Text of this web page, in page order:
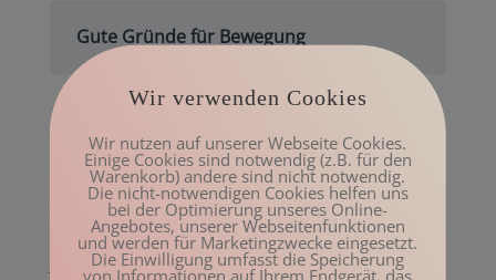
Gute Gründe für Bewegung
Archiv
Mai 2023
März 2023
Februar 2023
Januar 2023
Wir verwenden Cookies
Wir nutzen auf unserer Webseite Cookies.
Einige Cookies sind notwendig (z.B. für den
Warenkorb) andere sind nicht notwendig.
Die nicht-notwendigen Cookies helfen uns
bei der Optimierung unseres Online-
Angebotes, unserer Webseitenfunktionen
und werden für Marketingzwecke eingesetzt.
Die Einwilligung umfasst die Speicherung
von Informationen auf Ihrem Endgerät, das